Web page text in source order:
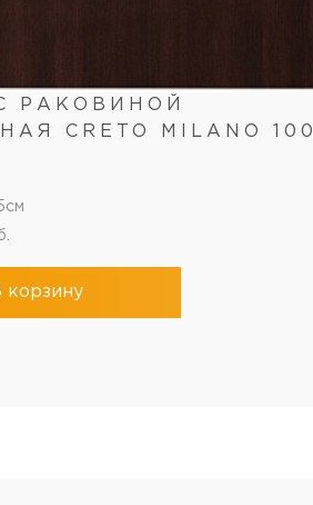
РАКОВИНОЙ
CRETO MILANO 100
корзину